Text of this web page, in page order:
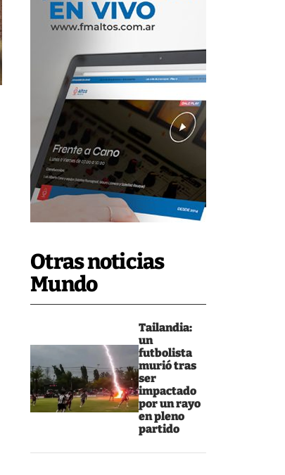
Otras noticias
Mundo
Tailandia:
un
futbolista
murió tras
ser
impactado
por un rayo
en pleno
partido